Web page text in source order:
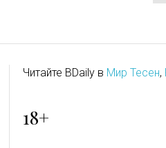
Читайте BDaily в Мир Тесен,
18+